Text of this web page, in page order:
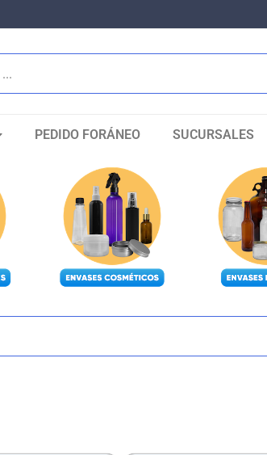
PEDIDO FORÁNEO SUCURSALES